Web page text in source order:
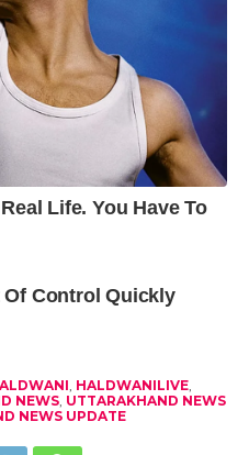
, HALDWANILIVE,
NEWS, UTTARAKHAND NEWS
NEWS UPDATE